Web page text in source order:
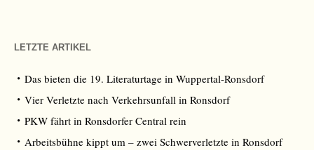
LETZTE ARTIKEL
Das bieten die 19. Literaturtage in Wuppertal-Ronsdorf
Vier Verletzte nach Verkehrsunfall in Ronsdorf
PKW fährt in Ronsdorfer Central rein
Arbeitsbühne kippt um – zwei Schwerverletzte in Ronsdorf